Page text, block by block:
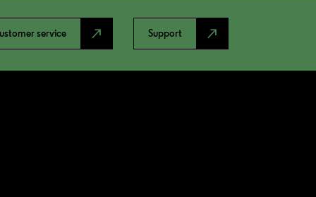
service north_east Support north_east